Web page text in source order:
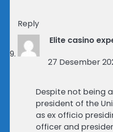
Reply
Elite casino
27 Desember
Despite not being
president of the
as ex officio
officer and